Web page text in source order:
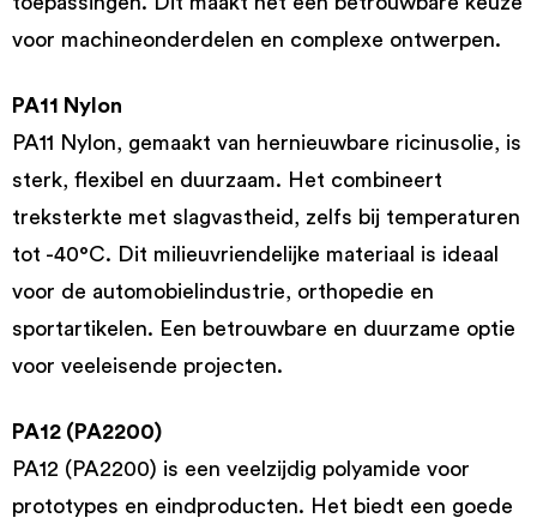
voor machineonderdelen en complexe ontwerpen.
PA11 Nylon
PA11 Nylon, gemaakt van hernieuwbare ricinusolie, is
sterk, flexibel en duurzaam. Het combineert
treksterkte met slagvastheid, zelfs bij temperaturen
tot -40°C. Dit milieuvriendelijke materiaal is ideaal
voor de automobielindustrie, orthopedie en
sportartikelen. Een betrouwbare en duurzame optie
voor veeleisende projecten.
PA12 (PA2200)
PA12 (PA2200) is een veelzijdig polyamide voor
prototypes en eindproducten. Het biedt een goede